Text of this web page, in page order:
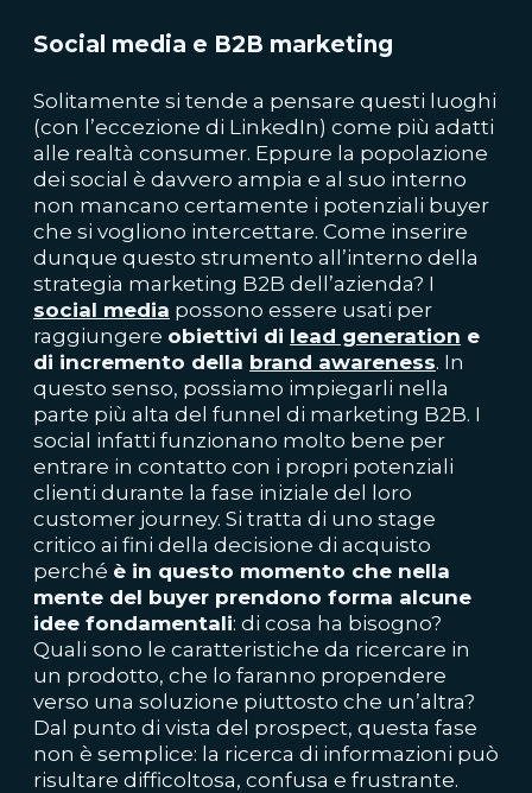
Social media e B2B marketing
Solitamente si tende a pensare questi luoghi
(con l’eccezione di LinkedIn) come più adatti
alle realtà consumer. Eppure la popolazione
dei social è davvero ampia e al suo interno
non mancano certamente i potenziali buyer
che si vogliono intercettare. Come inserire
dunque questo strumento all’interno della
strategia marketing B2B dell’azienda? I
social media possono essere usati per
raggiungere obiettivi di lead generation e
di incremento della brand awareness. In
questo senso, possiamo impiegarli nella
parte più alta del funnel di marketing B2B. I
social infatti funzionano molto bene per
entrare in contatto con i propri potenziali
clienti durante la fase iniziale del loro
customer journey. Si tratta di uno stage
critico ai fini della decisione di acquisto
perché è in questo momento che nella
mente del buyer prendono forma alcune
idee fondamentali: di cosa ha bisogno?
Quali sono le caratteristiche da ricercare in
un prodotto, che lo faranno propendere
verso una soluzione piuttosto che un’altra?
Dal punto di vista del prospect, questa fase
non è semplice: la ricerca di informazioni può
risultare difficoltosa, confusa e frustrante.